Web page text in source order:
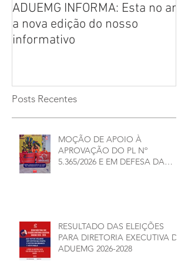
ADUEMG INFORMA: Esta no ar
a nova edição do nosso
informativo
Posts Recentes
MOÇÃO DE APOIO À
APROVAÇÃO DO PL Nº
5.365/2026 E EM DEFESA DA
RESULTADO DAS ELEIÇÕES
PARA DIRETORIA EXECUTIVA DA
ADUEMG 2026-2028